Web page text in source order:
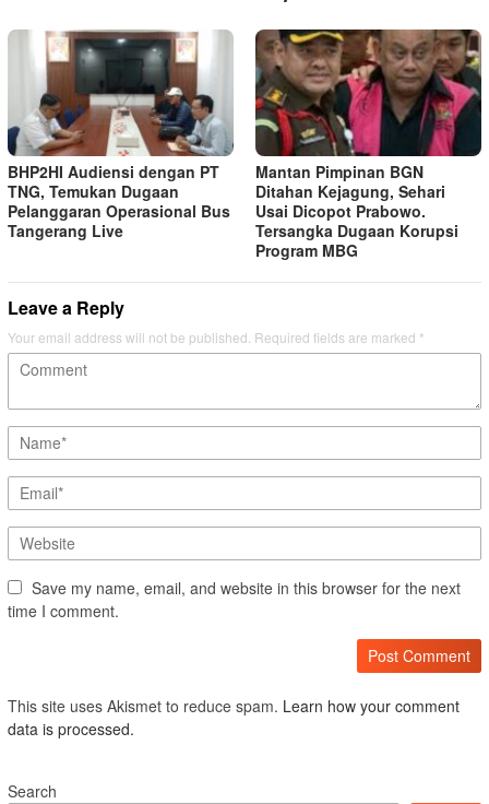
BHP2HI Audiensi dengan PT
TNG, Temukan Dugaan
Pelanggaran Operasional Bus
Tangerang Live
Mantan Pimpinan BGN
Ditahan Kejagung, Sehari
Usai Dicopot Prabowo.
Tersangka Dugaan Korupsi
Program MBG
Leave a Reply
Your email address will not be published. Required fields are marked *
Save my name, email, and website in this browser for the next
time I comment.
This site uses Akismet to reduce spam. Learn how your comment
data is processed.
Search